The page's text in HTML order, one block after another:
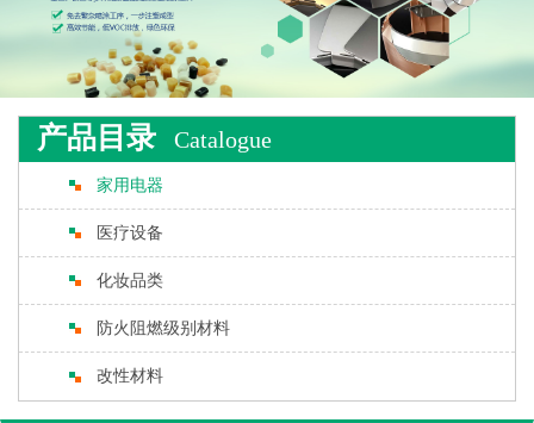
产品目录 Catalogue
家用电器
医疗设备
化妆品类
防火阻燃级别材料
改性材料